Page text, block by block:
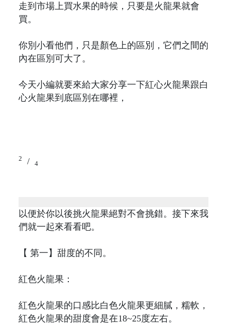
走到市場上買水果的時候，只要是火龍果就會
買。
你別小看他們，只是顏色上的區別，它們之間的
內在區別可大了。
今天小編就要來給大家分享一下紅心火龍果跟白
心火龍果到底區別在哪裡，
2 / 4
以便於你以後挑火龍果絕對不會挑錯。接下來我
們就一起來看看吧。
【 第一】甜度的不同。
紅色火龍果：
紅色火龍果的口感比白色火龍果更細膩，糯軟，
紅色火龍果的甜度會是在18~25度左右。